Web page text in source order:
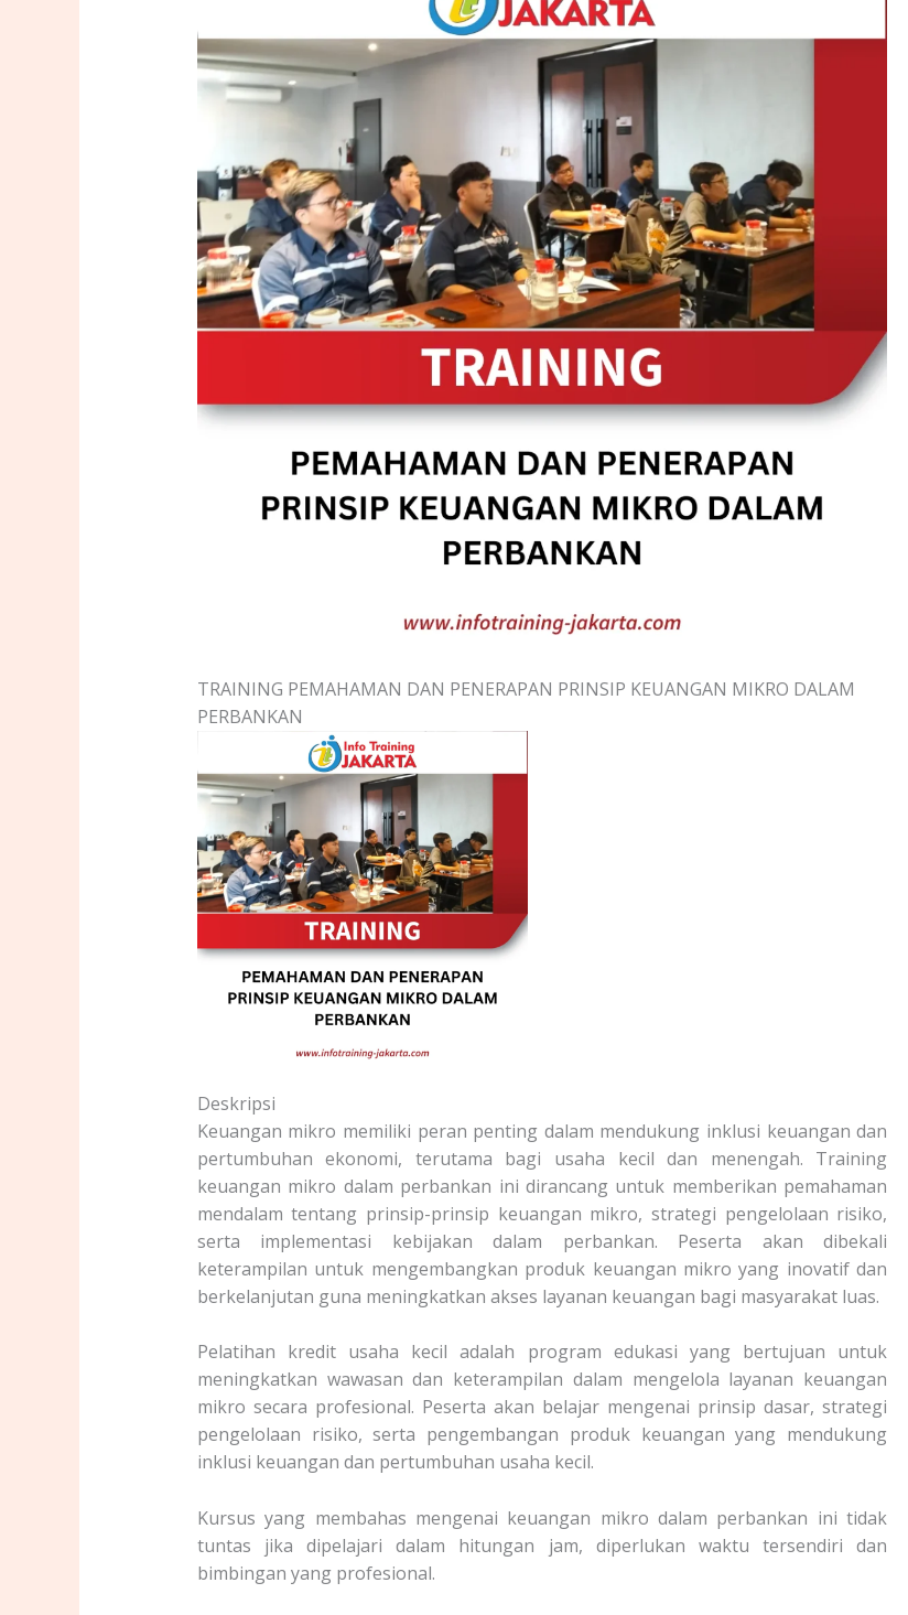
TRAINING PEMAHAMAN DAN PENERAPAN PRINSIP KEUANGAN MIKRO DALAM
PERBANKAN
Deskripsi
Keuangan mikro memiliki peran penting dalam mendukung inklusi keuangan dan
pertumbuhan ekonomi, terutama bagi usaha kecil dan menengah. Training
keuangan mikro dalam perbankan ini dirancang untuk memberikan pemahaman
mendalam tentang prinsip-prinsip keuangan mikro, strategi pengelolaan risiko,
serta implementasi kebijakan dalam perbankan. Peserta akan dibekali
keterampilan untuk mengembangkan produk keuangan mikro yang inovatif dan
berkelanjutan guna meningkatkan akses layanan keuangan bagi masyarakat luas.
Pelatihan kredit usaha kecil adalah program edukasi yang bertujuan untuk
meningkatkan wawasan dan keterampilan dalam mengelola layanan keuangan
mikro secara profesional. Peserta akan belajar mengenai prinsip dasar, strategi
pengelolaan risiko, serta pengembangan produk keuangan yang mendukung
inklusi keuangan dan pertumbuhan usaha kecil.
Kursus yang membahas mengenai keuangan mikro dalam perbankan ini tidak
tuntas jika dipelajari dalam hitungan jam, diperlukan waktu tersendiri dan
bimbingan yang profesional.